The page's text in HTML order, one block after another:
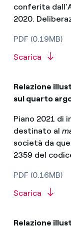
conferita
2020.
PDF (0.19MB)
Scarica
Relazione
sul quarto
Piano 2021 di
destinato al
società da
2359 del
PDF (0.16MB)
Scarica
Relazione